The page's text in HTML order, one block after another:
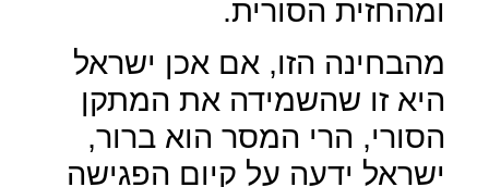
ומהחזית הסורית.
מהבחינה הזו, אם אכן ישראל
היא זו שהשמידה את המתקן
הסורי, הרי המסר הוא ברור,
ישראל ידעה על קיום הפגישה